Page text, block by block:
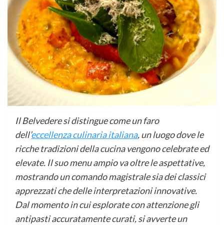
Il Belvedere si distingue come un faro
dell’eccellenza culinaria italiana, un luogo dove le
ricche tradizioni della cucina vengono celebrate ed
elevate. Il suo menu ampio va oltre le aspettative,
mostrando un comando magistrale sia dei classici
apprezzati che delle interpretazioni innovative.
Dal momento in cui esplorate con attenzione gli
antipasti accuratamente curati, si avverte un